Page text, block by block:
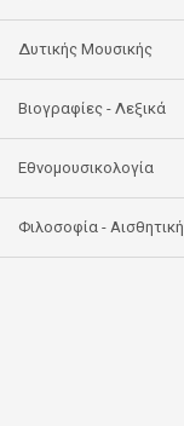
Δυτικής Μουσικής
Βιογραφίες - Λεξικά
Εθνομουσικολογία
Φιλοσοφία - Αισθητική